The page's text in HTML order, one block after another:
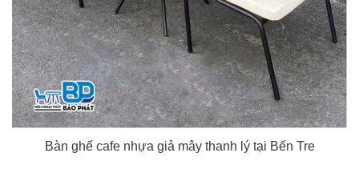
Bàn ghế cafe nhựa giả mây thanh lý tại Bến Tre